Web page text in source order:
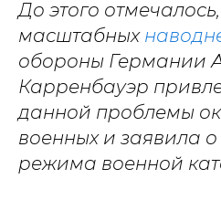
До этого
масштабных
обороны Германии
Карренбауэр
данной проблемы
военных и заявила
режима военной